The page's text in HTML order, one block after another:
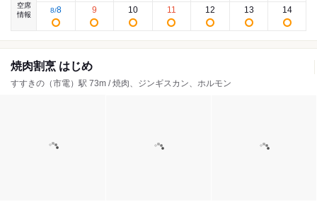
空席
情報
8/8 9 10 11 12 13 14
焼肉割烹 はじめ
すすきの（市電）駅 73m / 焼肉、ジンギスカン、ホルモン